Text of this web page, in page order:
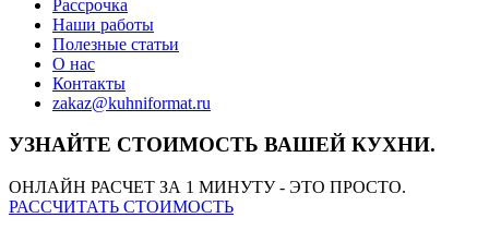
Рассрочка
Наши работы
Полезные статьи
О нас
Контакты
zakaz@kuhniformat.ru
УЗНАЙТЕ СТОИМОСТЬ ВАШЕЙ КУХНИ.
ОНЛАЙН РАСЧЕТ ЗА 1 МИНУТУ - ЭТО ПРОСТО.
РАССЧИТАТЬ СТОИМОСТЬ